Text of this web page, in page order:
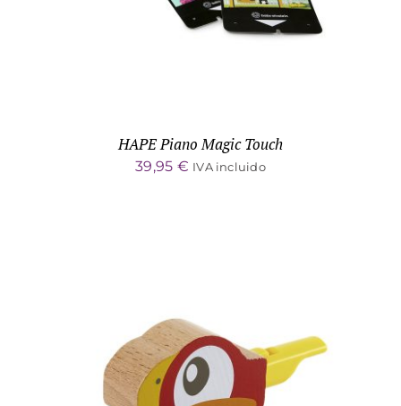
HAPE Piano Magic Touch
39,95 € IVA incluido
ADD TO CART / DETALLES